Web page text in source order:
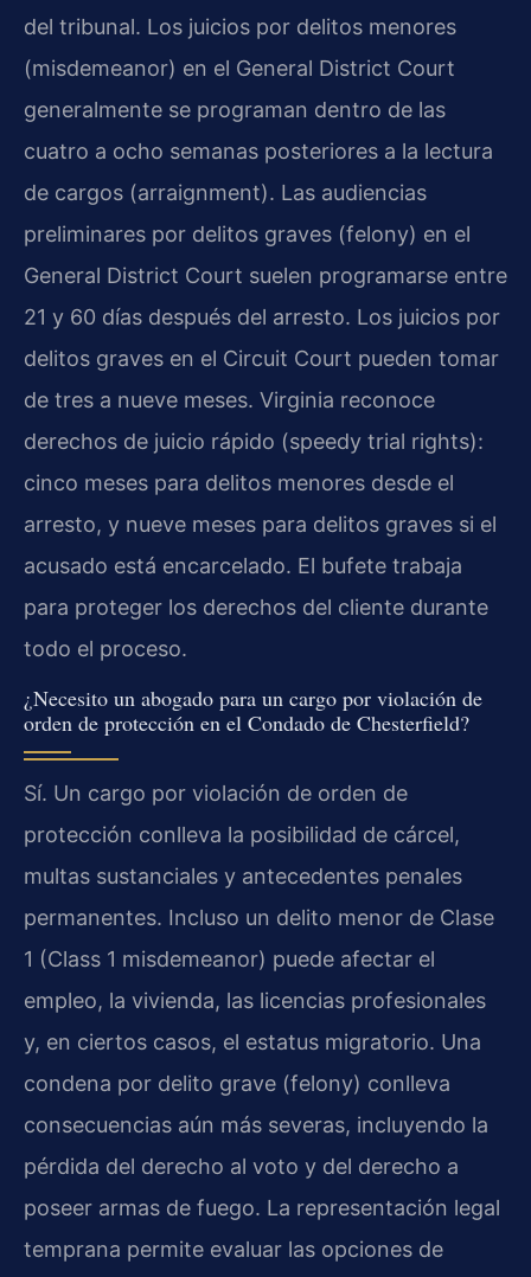
del tribunal. Los juicios por delitos menores
(misdemeanor) en el General District Court
generalmente se programan dentro de las
cuatro a ocho semanas posteriores a la lectura
de cargos (arraignment). Las audiencias
preliminares por delitos graves (felony) en el
General District Court suelen programarse entre
21 y 60 días después del arresto. Los juicios por
delitos graves en el Circuit Court pueden tomar
de tres a nueve meses. Virginia reconoce
derechos de juicio rápido (speedy trial rights):
cinco meses para delitos menores desde el
arresto, y nueve meses para delitos graves si el
acusado está encarcelado. El bufete trabaja
para proteger los derechos del cliente durante
todo el proceso.
¿Necesito un abogado para un cargo por violación de
orden de protección en el Condado de Chesterfield?
Sí. Un cargo por violación de orden de
protección conlleva la posibilidad de cárcel,
multas sustanciales y antecedentes penales
permanentes. Incluso un delito menor de Clase
1 (Class 1 misdemeanor) puede afectar el
empleo, la vivienda, las licencias profesionales
y, en ciertos casos, el estatus migratorio. Una
condena por delito grave (felony) conlleva
consecuencias aún más severas, incluyendo la
pérdida del derecho al voto y del derecho a
poseer armas de fuego. La representación legal
temprana permite evaluar las opciones de